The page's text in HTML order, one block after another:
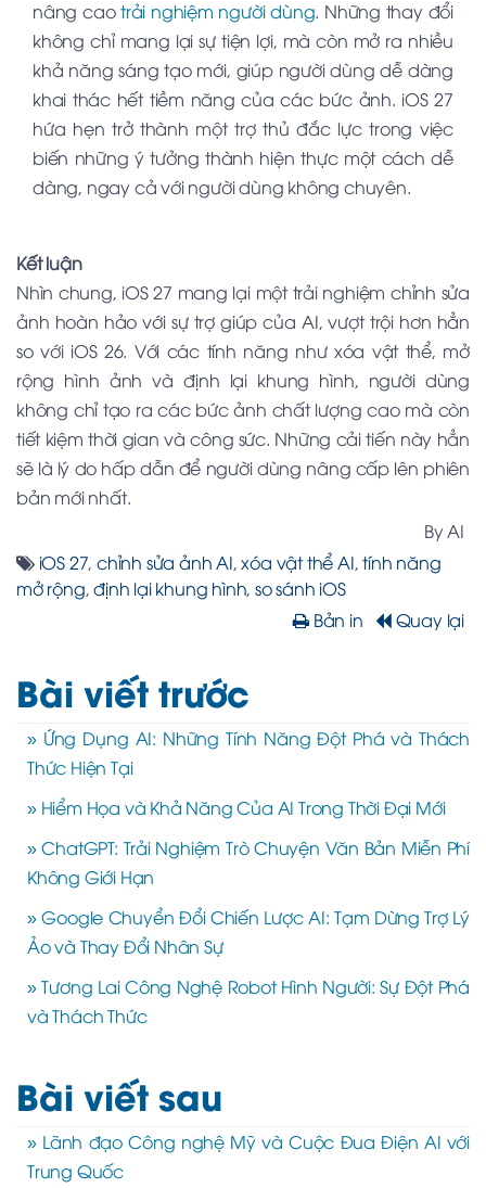
nâng caotrải nghiệm người dùng. Những thay đổi
không chỉ mang lại sự tiện lợi, mà còn mở ra nhiều
khả năng sáng tạo mới, giúp người dùng dễ dàng
khai thác hết tiềm năng của các bức ảnh. iOS 27
hứa hẹn trở thành một trợ thủ đắc lực trong việc
biến những ý tưởng thành hiện thực một cách dễ
dàng, ngay cả với người dùng không chuyên.
Kết luận
Nhìn chung, iOS 27 mang lại một trải nghiệm chỉnh sửa
ảnh hoàn hảo với sự trợ giúp của AI, vượt trội hơn hẳn
so với iOS 26. Với các tính năng như xóa vật thể, mở
rộng hình ảnh và định lại khung hình, người dùng
không chỉ tạo ra các bức ảnh chất lượng cao mà còn
tiết kiệm thời gian và công sức. Những cải tiến này hẳn
sẽ là lý do hấp dẫn để người dùng nâng cấp lên phiên
bản mới nhất.
By AI
iOS 27,chỉnh sửa ảnh AI,xóa vật thể AI,tính năng
mở rộng,định lại khung hình,so sánh iOS
Bản in
Quay lại
Bài viết trước
» Ứng Dụng AI: Những Tính Năng Đột Phá và Thách
Thức Hiện Tại
» Hiểm Họa và Khả Năng Của AI Trong Thời Đại Mới
» ChatGPT: Trải Nghiệm Trò Chuyện Văn Bản Miễn Phí
Không Giới Hạn
» Google Chuyển Đổi Chiến Lược AI: Tạm Dừng Trợ Lý
Ảo và Thay Đổi Nhân Sự
» Tương Lai Công Nghệ Robot Hình Người: Sự Đột Phá
và Thách Thức
Bài viết sau
» Lãnh đạo Công nghệ Mỹ và Cuộc Đua Điện AI với
Trung Quốc